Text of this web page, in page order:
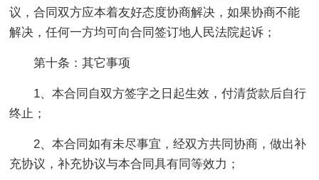
议，合同双方应本着友好态度协商解决，如果协商不能
解决，任何一方均可向合同签订地人民法院起诉；
第十条：其它事项
1、本合同自双方签字之日起生效，付清货款后自行
终止；
2、本合同如有未尽事宜，经双方共同协商，做出补
充协议，补充协议与本合同具有同等效力；